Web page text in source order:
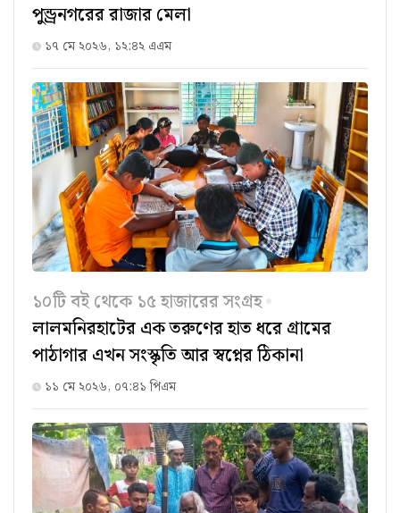
পুন্ড্রনগরের রাজার মেলা
১৭ মে ২০২৬, ১২:৪২ এএম
১০টি বই থেকে ১৫ হাজারের সংগ্রহ
লালমনিরহাটের এক তরুণের হাত ধরে গ্রামের
পাঠাগার এখন সংস্কৃতি আর স্বপ্নের ঠিকানা
১১ মে ২০২৬, ০৭:৪১ পিএম